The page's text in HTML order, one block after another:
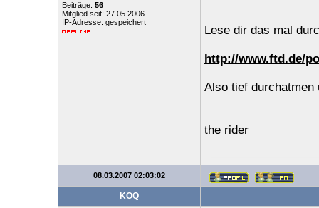
Beiträge: 56
Mitglied seit: 27.05.2006
IP-Adresse: gespeichert
Lese dir das mal
http://www.ftd.de/
Also tief durchatmen
the rider
08.03.2007 02:03:02
KOQ